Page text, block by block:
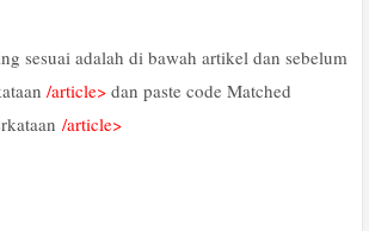
sesuai adalah di bawah artikel dan sebelum
/article> dan paste code Matched
/article>